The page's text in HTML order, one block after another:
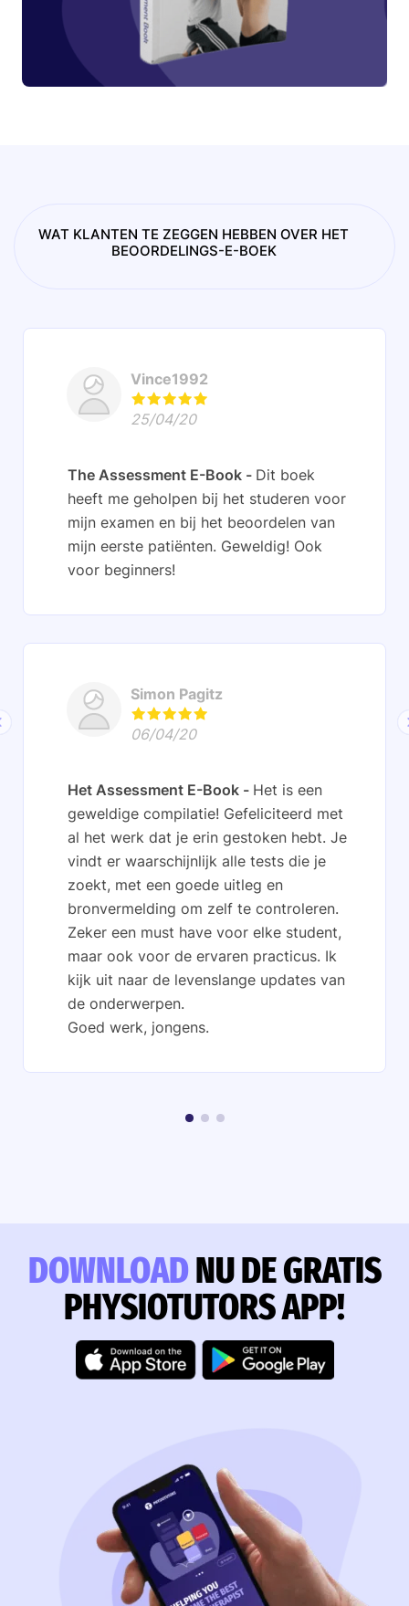
WAT KLANTEN TE ZEGGEN HEBBEN OVER HET
BEOORDELINGS-E-BOEK
Vince1992
25/04/20
The Assessment E-Book
Dit boek
heeft me geholpen bij het studeren voor
mijn examen en bij het beoordelen van
mijn eerste patiënten. Geweldig! Ook
voor beginners!
Simon Pagitz
06/04/20
Het Assessment E-Book
Het is een
geweldige compilatie! Gefeliciteerd met
al het werk dat je erin gestoken hebt. Je
vindt er waarschijnlijk alle tests die je
zoekt, met een goede uitleg en
bronvermelding om zelf te controleren.
Zeker een must have voor elke student,
maar ook voor de ervaren practicus. Ik
kijk uit naar de levenslange updates van
de onderwerpen.
Goed werk, jongens.
DOWNLOADNU DE GRATIS
PHYSIOTUTORS APP!